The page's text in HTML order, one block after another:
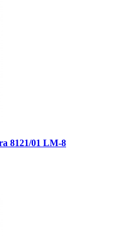
8121/01 LM-8